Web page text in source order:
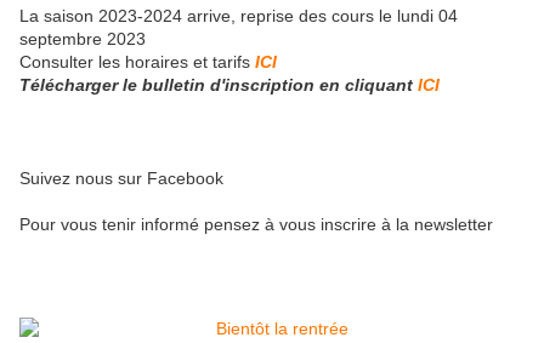
La saison 2023-2024 arrive, reprise des cours le lundi 04
septembre 2023
Consulter les horaires et tarifs ICI
Télécharger le bulletin d'inscription en cliquant ICI
Suivez nous sur Facebook
Pour vous tenir informé pensez à vous inscrire à la newsletter